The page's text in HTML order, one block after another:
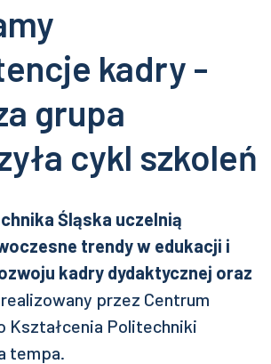
kadry -
grupa
cykl szkoleń
Śląska uczelnią
trendy w edukacji i
kadry dydaktycznej oraz
realizowany przez Centrum
Kształcenia Politechniki
tempa.